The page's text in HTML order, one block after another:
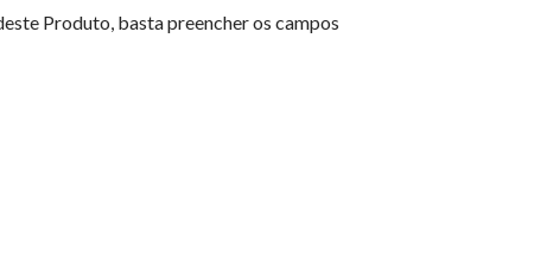
Produto, basta preencher os campos